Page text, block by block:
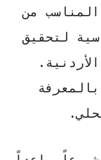
من
لتحقيق